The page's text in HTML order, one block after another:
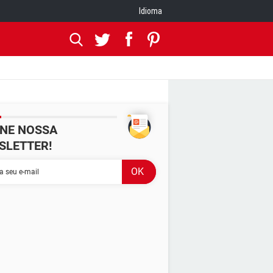
Idioma
NOSSA